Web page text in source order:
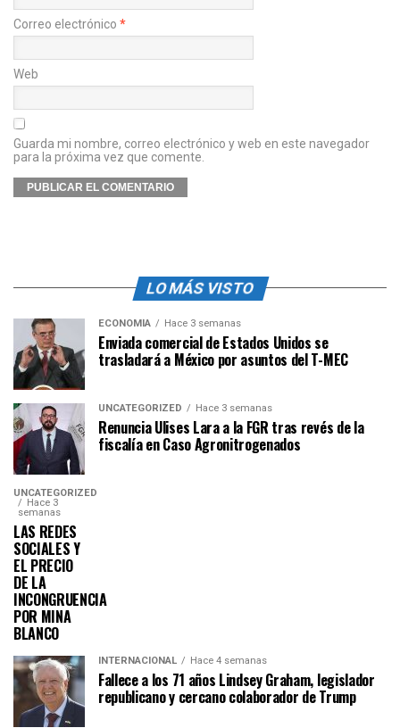
Correo electrónico *
Web
Guarda mi nombre, correo electrónico y web en este navegador
para la próxima vez que comente.
LO MÁS VISTO
ECONOMÍA Hace 3 semanas
Enviada comercial de Estados Unidos se
trasladará a México por asuntos del T-MEC
UNCATEGORIZED Hace 3 semanas
Renuncia Ulises Lara a la FGR tras revés de la
fiscalía en Caso Agronitrogenados
UNCATEGORIZED
Hace 3
semanas
LAS REDES
SOCIALES Y
EL PRECIO
DE LA
INCONGRUENCIA
POR MINA
BLANCO
INTERNACIONAL Hace 4 semanas
Fallece a los 71 años Lindsey Graham, legislador
republicano y cercano colaborador de Trump